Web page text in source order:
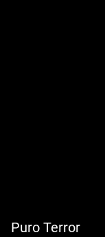
Puro Terror